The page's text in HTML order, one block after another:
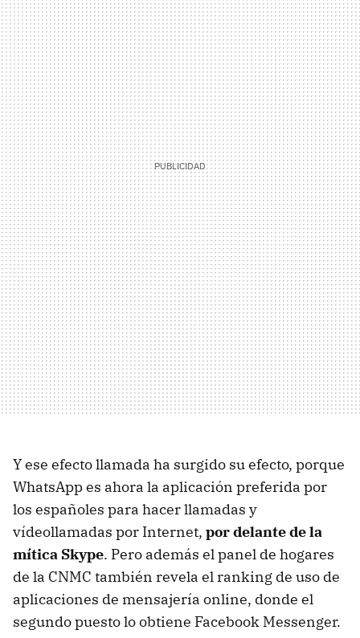
Y ese efecto llamada ha surgido su efecto, porque
WhatsApp es ahora la aplicación preferida por
los españoles para hacer llamadas y
vídeollamadas por Internet, por delante de la
mítica Skype. Pero además el panel de hogares
de la CNMC también revela el ranking de uso de
aplicaciones de mensajería online, donde el
segundo puesto lo obtiene Facebook Messenger.